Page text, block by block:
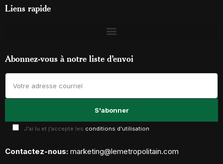
Liens rapide
Abonnez-vous à notre liste d’envoi
J'ai lu et j'accepte les conditions d'utilisation
Contactez-nous: marketing@lemetropolitain.com